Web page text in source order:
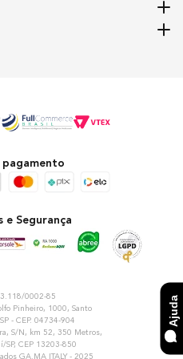
Ajuda
pagamento
e Segurança
0002-85
Pinheiro, 1000, Santo
- CEP. 04734-904
S/N, km 52, 350 Metros,
CEP 13203-850
GA.MA ITALY - 2025